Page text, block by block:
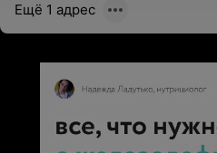
Ещё 1 адрес